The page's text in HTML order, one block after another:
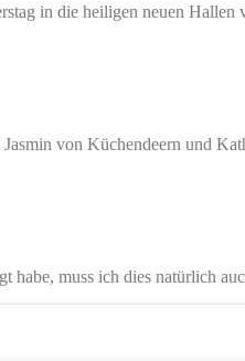
in die heiligen neuen
von Küchendeern und
habe, muss ich dies natürlich